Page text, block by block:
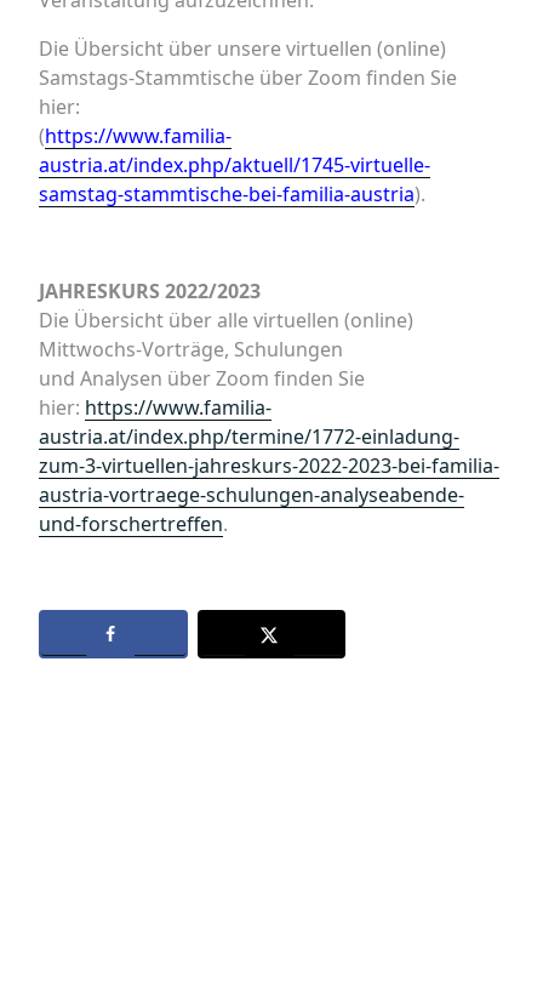
Die Übersicht über unsere virtuellen (online)
Samstags-Stammtische über Zoom finden Sie
hier:
(https://www.familia-
austria.at/index.php/aktuell/1745-virtuelle-
samstag-stammtische-bei-familia-austria).
JAHRESKURS 2022/2023
Die Übersicht über alle virtuellen (online)
Mittwochs-Vorträge, Schulungen
und Analysen über Zoom finden Sie
hier: https://www.familia-
austria.at/index.php/termine/1772-einladung-
zum-3-virtuellen-jahreskurs-2022-2023-bei-familia-
austria-vortraege-schulungen-analyseabende-
und-forschertreffen.